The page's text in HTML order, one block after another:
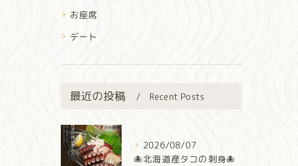
お座席
デート
最近の投稿 Recent Posts
2026/08/07
🐙北海道産タコの刺身🐙